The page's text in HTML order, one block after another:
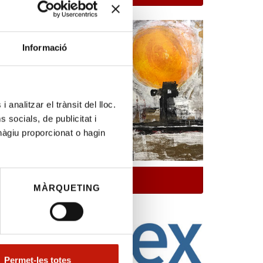
Informació
analitzar el trànsit del lloc.
socials, de publicitat i
proporcionat o hagin
MÀRQUETING
Permet-les totes
en
e-